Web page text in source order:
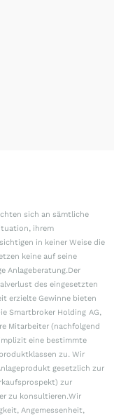
sich an sämtliche
ihrem
in keiner Weise die
keine auf seine
Anlageberatung.Der
des eingesetzten
erzielte Gewinne bieten
Smartbroker Holding AG,
Mitarbeiter (nachfolgend
eine bestimmte
zu. Wir
gesetzlich zur
zur
zu konsultieren.Wir
Angemessenheit,